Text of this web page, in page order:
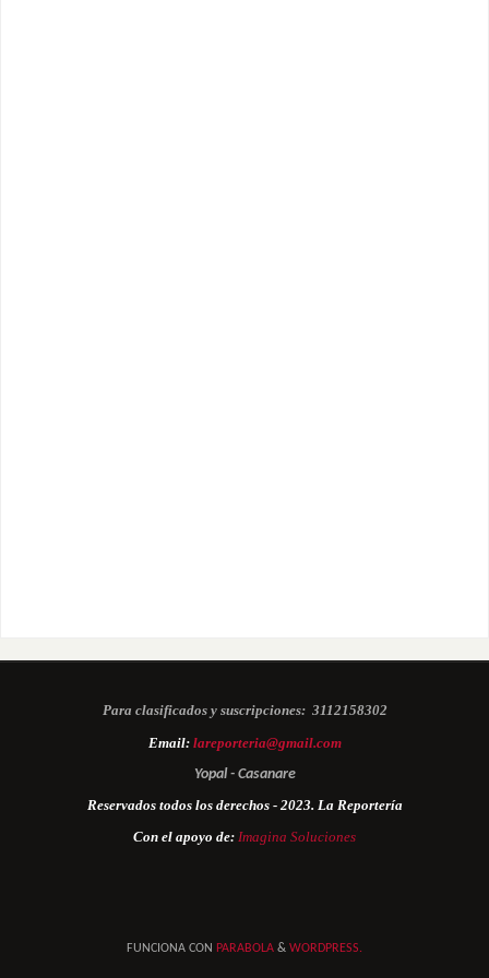
Para clasificados y suscripciones: 3112158302
Email: lareporteria@gmail.com
Yopal - Casanare
Reservados todos los derechos - 2023. La Reportería
Con el apoyo de: Imagina Soluciones
FUNCIONA CON PARABOLA & WORDPRESS.